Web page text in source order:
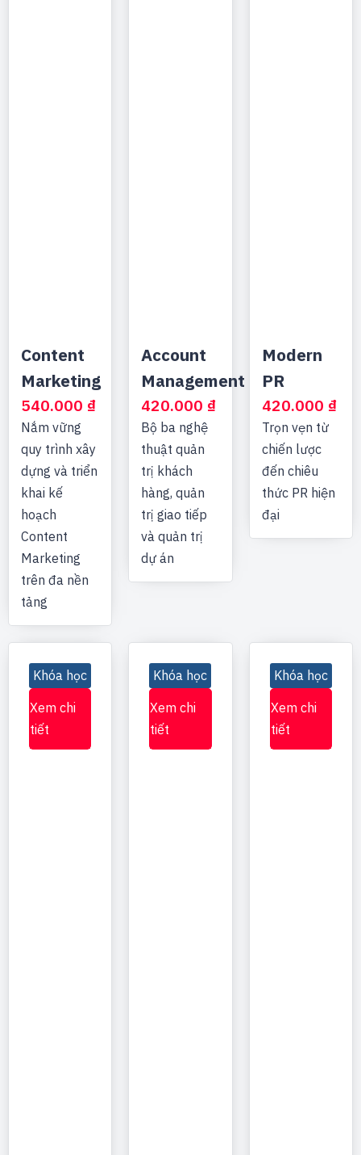
Content
Marketing
540.000 ₫
Nắm vững
quy trình xây
dựng và triển
khai kế
hoạch
Content
Marketing
trên đa nền
tảng
Account
Management
420.000 ₫
Bộ ba nghệ
thuật quản
trị khách
hàng, quản
trị giao tiếp
và quản trị
dự án
Modern
PR
420.000 ₫
Trọn vẹn từ
chiến lược
đến chiêu
thức PR hiện
đại
Khóa học
Xem chi
tiết
Khóa học
Xem chi
tiết
Khóa học
Xem chi
tiết